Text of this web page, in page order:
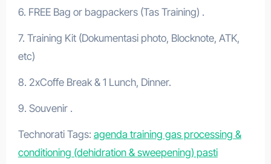
6. FREE Bag or bagpackers (Tas Training) .
7. Training Kit (Dokumentasi photo, Blocknote, ATK,
etc)
8. 2xCoffe Break & 1 Lunch, Dinner.
9. Souvenir .
Technorati Tags: agenda training gas processing &
conditioning (dehidration & sweepening) pasti